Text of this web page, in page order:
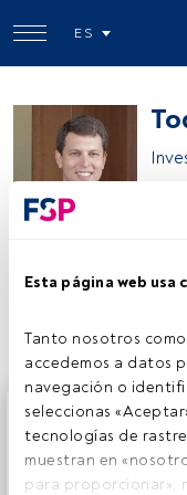
Esta página web usa
Tanto nosotros
accedemos a datos
navegación o
seleccionas
tecnologías de
muestran en
para proporcionar»,
ES
Compartir:
Este es un artículo
de FundsPeople. Si
botón Login. Si aún
registrarte y